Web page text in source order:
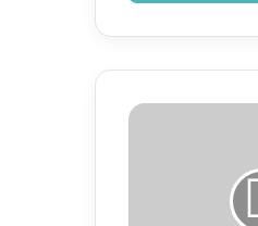
Cyrus,